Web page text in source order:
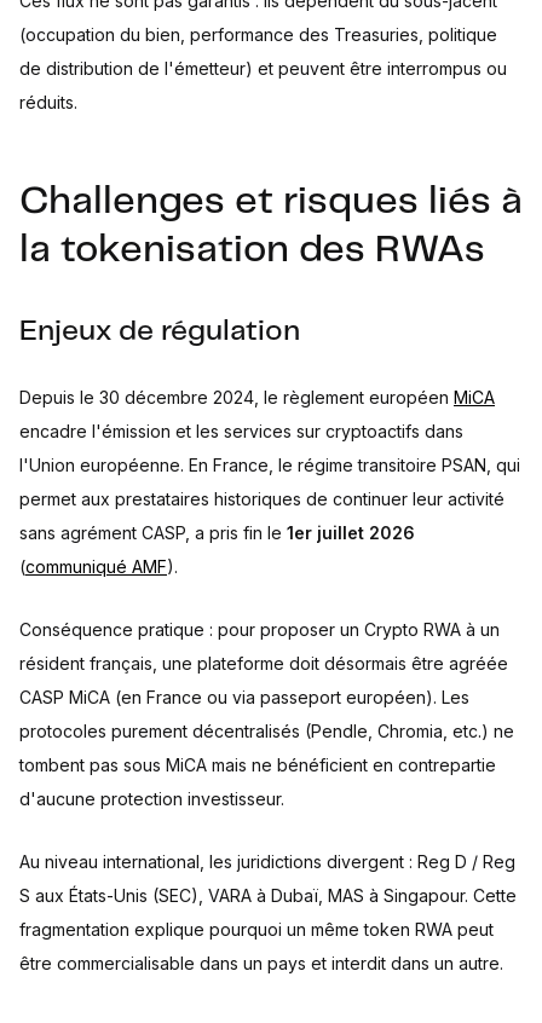
(occupation du bien, performance des Treasuries, politique
de distribution de l'émetteur) et peuvent être interrompus ou
réduits.
Challenges et risques liés à
la tokenisation des RWAs
Enjeux de régulation
Depuis le 30 décembre 2024, le règlement européen MiCA
encadre l'émission et les services sur cryptoactifs dans
l'Union européenne. En France, le régime transitoire PSAN, qui
permet aux prestataires historiques de continuer leur activité
sans agrément CASP, a pris fin le 1er juillet 2026
(communiqué AMF).
Conséquence pratique : pour proposer un Crypto RWA à un
résident français, une plateforme doit désormais être agréée
CASP MiCA (en France ou via passeport européen). Les
protocoles purement décentralisés (Pendle, Chromia, etc.) ne
tombent pas sous MiCA mais ne bénéficient en contrepartie
d'aucune protection investisseur.
Au niveau international, les juridictions divergent : Reg D / Reg
S aux États-Unis (SEC), VARA à Dubaï, MAS à Singapour. Cette
fragmentation explique pourquoi un même token RWA peut
être commercialisable dans un pays et interdit dans un autre.